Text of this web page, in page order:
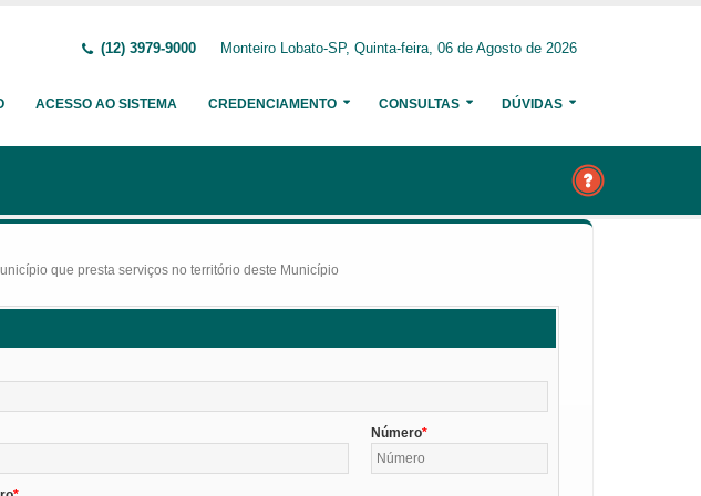
(12) 3979-9000 Monteiro Lobato-SP, Quinta-feira, 06 de Agosto de 2026
ACESSO AO SISTEMA CREDENCIAMENTO CONSULTAS DÚVIDAS
que presta serviços no território deste Município
Número